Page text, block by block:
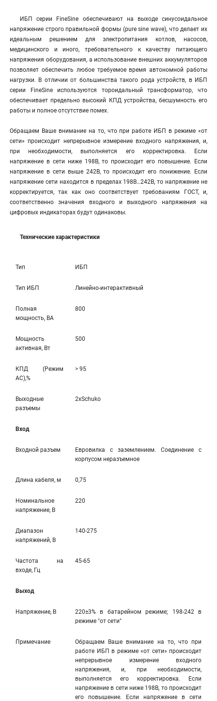
ИБП серии FineSine обеспечивают на выходе синусоидальное
напряжение строго правильной формы (pure sine wave), что делает их
идеальным решением для электропитания котлов, насосов,
медицинского и иного, требовательного к качеству питающего
напряжения оборудования, а использование внешних аккумуляторов
позволяет обеспечить любое требуемое время автономной работы
нагрузки. В отличии от большинства такого рода устройств, в ИБП
серии FineSine используются тороидальный трансформатор, что
обеспечивает предельно высокий КПД устройства, бесшумность его
работы и полное отсутствие помех.
Обращаем Ваше внимание на то, что при работе ИБП в режиме «от
сети» происходит непрерывное измерение входного напряжения, и,
при необходимости, выполняется его корректировка. Если
напряжение в сети ниже 198В, то происходит его повышение. Если
напряжение в сети выше 242В, то происходит его понижение. Если
напряжение сети находится в пределах 198В…242В, то напряжение не
корректируется, так как оно соответствует требованиям ГОСТ, и,
соответственно значения входного и выходного напряжения на
цифровых индикаторах будут одинаковы.
Технические характеристики
Тип ИБП
Тип ИБП Линейно-интерaктивный
Полная
мощность, ВА
800
Мощность
активная, Вт
500
КПД (Режим
AC),%
> 95
Выходные
разъемы
2xSchuko
Вход
Входной разъем
Евровилка с заземлением. Соединение с
корпусом неразъемное
Длина кабеля, м 0,75
Номинальное
напряжение, В
220
Диапазон
напряжений, В
140-275
Частота на
входе, Гц
45-65
Выход
Напряжение, В
220±3% в батарейном режиме; 198-242 в
режиме "от сети"
Примечание
Обращаем Ваше внимание на то, что при
работе ИБП в режиме «от сети» происходит
непрерывное измерение входного
напряжения, и, при необходимости,
выполняется его корректировка. Если
напряжение в сети ниже 198В, то происходит
его повышение. Если напряжение в сети